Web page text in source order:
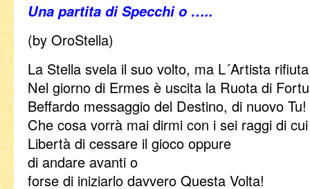
Una partita di Specchi o …..
(by OroStella)
La Stella svela il suo volto, ma L´Artista
Nel giorno di Ermes è uscita la Ruota di
Beffardo messaggio del Destino, di nuovo Tu!
Che cosa vorrà mai dirmi con i sei raggi di
Libertà di cessare il gioco oppure
di andare avanti o
forse di iniziarlo davvero Questa Volta!